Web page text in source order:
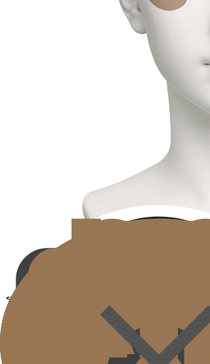
รอบดวงตา
บรรเทาริ้วรอยของชั้นผิวบาง เพิ่มความยื
ความประทับใจที่ชัดเจน